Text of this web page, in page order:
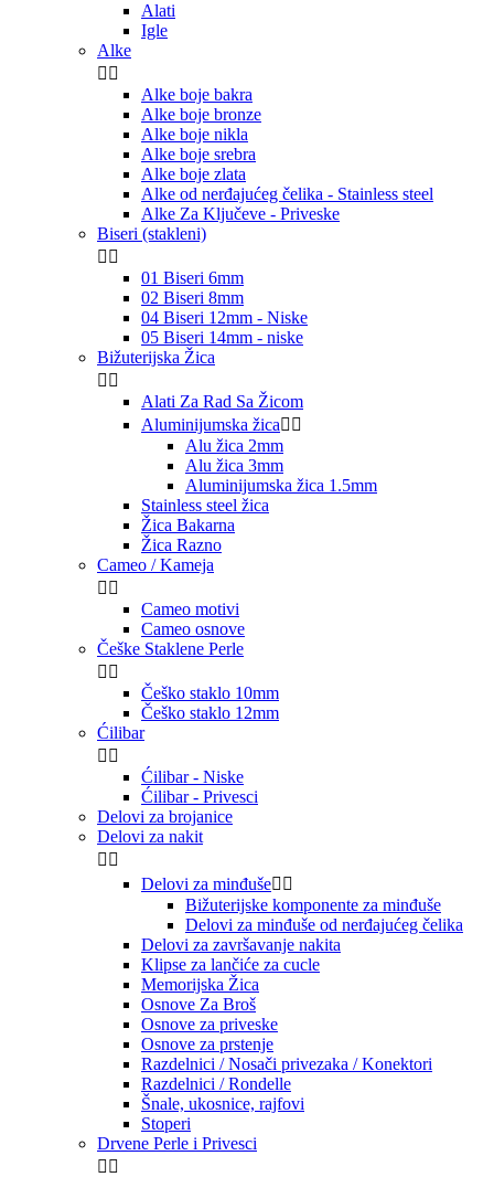
Alati
Igle
Alke
 
Alke boje bakra
Alke boje bronze
Alke boje nikla
Alke boje srebra
Alke boje zlata
Alke od nerđajućeg čelika - Stainless steel
Alke Za Ključeve - Priveske
Biseri (stakleni)
 
01 Biseri 6mm
02 Biseri 8mm
04 Biseri 12mm - Niske
05 Biseri 14mm - niske
Bižuterijska Žica
 
Alati Za Rad Sa Žicom
Aluminijumska žica 
Alu žica 2mm
Alu žica 3mm
Aluminijumska žica 1.5mm
Stainless steel žica
Žica Bakarna
Žica Razno
Cameo / Kameja
 
Cameo motivi
Cameo osnove
Češke Staklene Perle
 
Češko staklo 10mm
Češko staklo 12mm
Ćilibar
 
Ćilibar - Niske
Ćilibar - Privesci
Delovi za brojanice
Delovi za nakit
 
Delovi za minđuše 
Bižuterijske komponente za minđuše
Delovi za minđuše od nerđajućeg čelika
Delovi za završavanje nakita
Klipse za lančiće za cucle
Memorijska Žica
Osnove Za Broš
Osnove za priveske
Osnove za prstenje
Razdelnici / Nosači privezaka / Konektori
Razdelnici / Rondelle
Šnale, ukosnice, rajfovi
Stoperi
Drvene Perle i Privesci
 